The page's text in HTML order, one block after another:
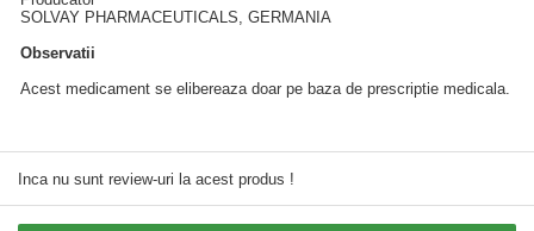
SOLVAY PHARMACEUTICALS, GERMANIA
Observatii
Acest medicament se elibereaza doar pe baza de prescriptie medicala.
Inca nu sunt review-uri la acest produs !